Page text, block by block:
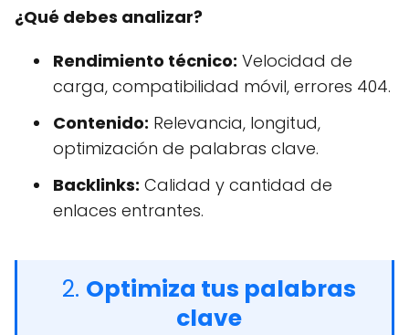
¿Qué debes analizar?
Rendimiento técnico: Velocidad de
carga, compatibilidad móvil, errores 404.
Contenido: Relevancia, longitud,
optimización de palabras clave.
Backlinks: Calidad y cantidad de
enlaces entrantes.
2. Optimiza tus palabras
clave